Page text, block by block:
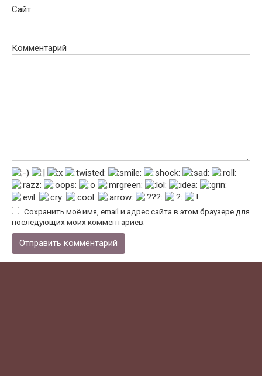
Сайт
Комментарий
Сохранить моё имя, email и адрес сайта в этом браузере для
последующих моих комментариев.